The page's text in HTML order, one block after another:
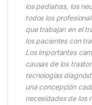
los pediatras, los
todos los
que trabajan en el
los pacientes con
Los importantes
causas de los
tecnologías
una concepción
necesidades de los